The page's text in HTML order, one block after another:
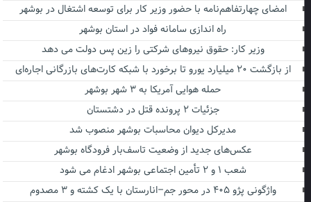
امضای چهارتفاهم‌نامه با حضور وزیر کار برای توسعه اشتغال در بوشهر
راه اندازی سامانه فواد در استان بوشهر
وزیر کار: حقوق نیروهای شرکتی را زین پس دولت می دهد
از بازگشت ۲۰ میلیارد یورو تا برخورد با شبکه کارت‌های بازرگانی اجاره‌ای
حمله هوایی آمریکا به ۳ شهر بوشهر
جزئیات ۲ پرونده قتل در دشتستان
مدیرکل دیوان محاسبات بوشهر منصوب شد
عکس‌های جدید از وضعیت تاسف‌بار فرودگاه بوشهر
شعب ۱ و ۲ تأمین اجتماعی بوشهر ادغام می شود
واژگونی پژو ۴۰۵ در محور جم–انارستان با یک کشته و ۳ مصدوم